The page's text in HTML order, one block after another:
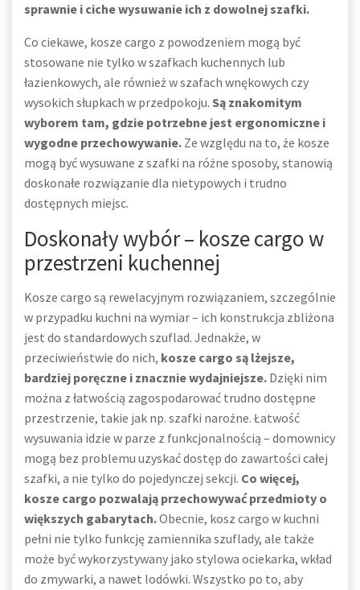
sprawnie i ciche wysuwanie ich z dowolnej szafki.
Co ciekawe, kosze cargo z powodzeniem mogą być
stosowane nie tylko w szafkach kuchennych lub
łazienkowych, ale również w szafach wnękowych czy
wysokich słupkach w przedpokoju. Są znakomitym
wyborem tam, gdzie potrzebne jest ergonomiczne i
wygodne przechowywanie. Ze względu na to, że kosze
mogą być wysuwane z szafki na różne sposoby, stanowią
doskonałe rozwiązanie dla nietypowych i trudno
dostępnych miejsc.
Doskonały wybór – kosze cargo w
przestrzeni kuchennej
Kosze cargo są rewelacyjnym rozwiązaniem, szczególnie
w przypadku kuchni na wymiar – ich konstrukcja zbliżona
jest do standardowych szuflad. Jednakże, w
przeciwieństwie do nich, kosze cargo są lżejsze,
bardziej poręczne i znacznie wydajniejsze. Dzięki nim
można z łatwością zagospodarować trudno dostępne
przestrzenie, takie jak np. szafki narożne. Łatwość
wysuwania idzie w parze z funkcjonalnością – domownicy
mogą bez problemu uzyskać dostęp do zawartości całej
szafki, a nie tylko do pojedynczej sekcji. Co więcej,
kosze cargo pozwalają przechowywać przedmioty o
większych gabarytach.Obecnie, kosz cargo w kuchni
pełni nie tylko funkcję zamiennika szuflady, ale także
może być wykorzystywany jako stylowa ociekarka, wkład
do zmywarki, a nawet lodówki. Wszystko po to, aby